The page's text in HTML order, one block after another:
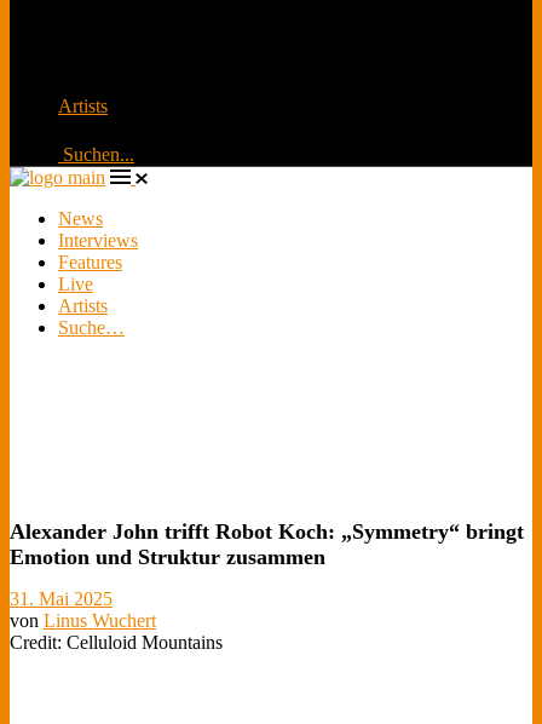
Artists
Suchen...
News
Interviews
Features
Live
Artists
Suche…
Alexander John trifft Robot Koch: „Symmetry“ bringt
Emotion und Struktur zusammen
31. Mai 2025
von Linus Wuchert
Credit: Celluloid Mountains